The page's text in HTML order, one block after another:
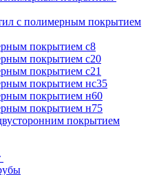
с полимерным покрытием
покрытием с8
покрытием с20
покрытием с21
покрытием нс35
покрытием н60
покрытием н75
покрытием